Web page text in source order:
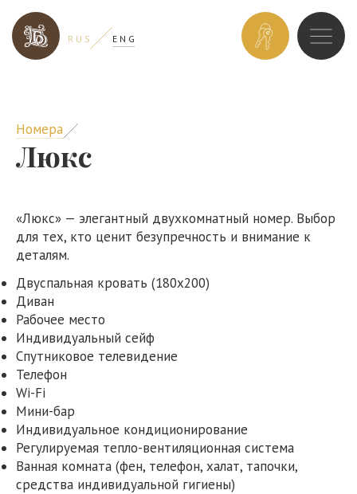
R U S E N G
НОМЕР
Номера
Люкс
«Люкс» — элегантный двухкомнатный номер. Выбор
для тех, кто ценит безупречность и внимание к
деталям.
Двуспальная кровать (180х200)
Диван
Рабочее место
Индивидуальный сейф
Спутниковое телевидение
Телефон
Wi-Fi
Мини-бар
Индивидуальное кондиционирование
Регулируемая тепло-вентиляционная система
Ванная комната (фен, телефон, халат, тапочки,
средства индивидуальной гигиены)